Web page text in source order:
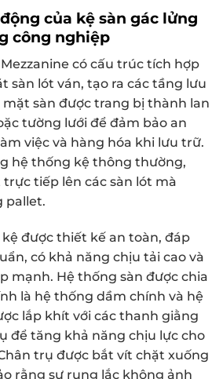
của kệ sàn gác lửng
công nghiệp
có cấu trúc tích hợp
sàn lót ván, tạo ra các tầng lưu
sàn được trang bị thành lan
tường lưới để đảm bảo an
việc và hàng hóa khi lưu trữ.
hệ thống kệ thông thường,
tiếp lên các sàn lót mà
pallet.
được thiết kế an toàn, đáp
có khả năng chịu tải cao và
mạnh. Hệ thống sàn được chia
là hệ thống dầm chính và hệ
lắp khít với các thanh giằng
để tăng khả năng chịu lực cho
trụ được bắt vít chặt xuống
rằng sự rung lắc không ảnh